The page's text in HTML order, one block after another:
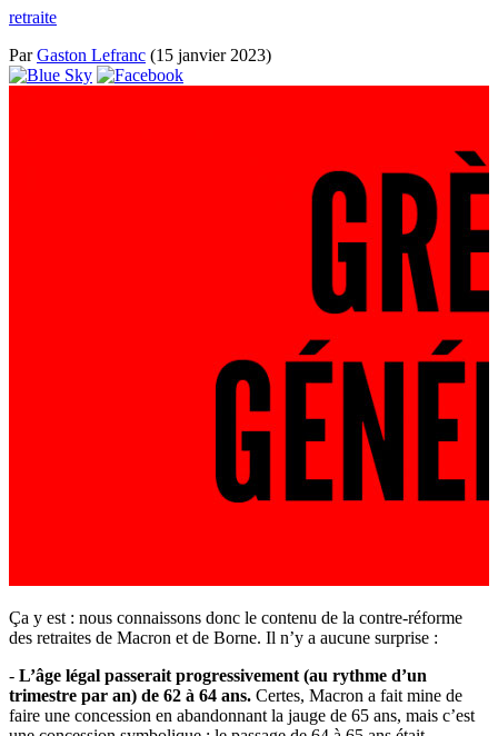
retraite
ParGaston Lefranc (15 janvier 2023)
Ça y est : nous connaissons donc le contenu de la contre-réforme
des retraites de Macron et de Borne. Il n’y a aucune surprise :
- L’âge légal passerait progressivement (au rythme d’un
trimestre par an) de 62 à 64 ans. Certes, Macron a fait mine de
faire une concession en abandonnant la jauge de 65 ans, mais c’est